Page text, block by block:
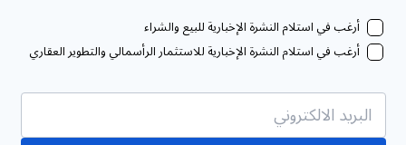
أرغب في استلام النشرة الإخبارية للبيع والشراء
أرغب في استلام النشرة الإخبارية للاستثمار الرأسمالي والتطوير العقاري